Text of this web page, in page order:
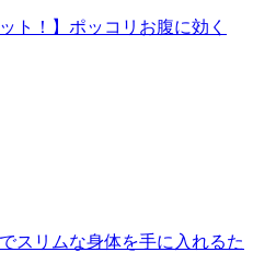
ト！】ポッコリお腹に効く
スリムな身体を手に入れるた